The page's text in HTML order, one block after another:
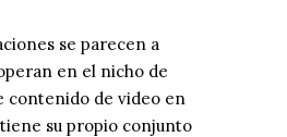
se parecen a
en el nicho de
contenido de video en
su propio conjunto